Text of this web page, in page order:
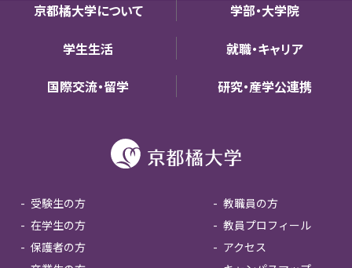
京都橘大学について 学部・大学院
学生生活 就職・キャリア
国際交流・留学 研究・産学公連携
受験生の方
在学生の方
保護者の方
教職員の方
教員プロフィール
アクセス